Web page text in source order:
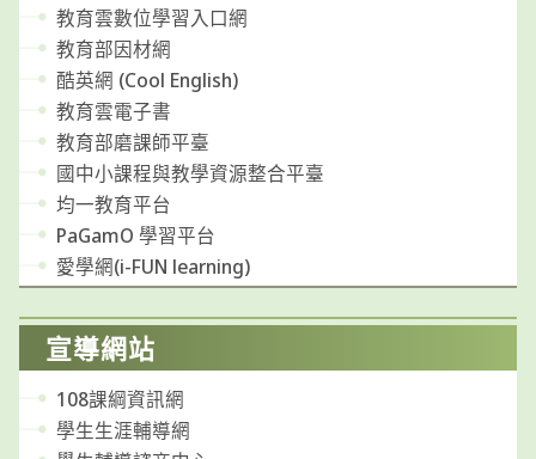
教育雲數位學習入口網
教育部因材網
酷英網 (Cool English)
教育雲電子書
教育部磨課師平臺
國中小課程與教學資源整合平臺
均一教育平台
PaGamO 學習平台
愛學網(i-FUN learning)
宣導網站
108課綱資訊網
學生生涯輔導網